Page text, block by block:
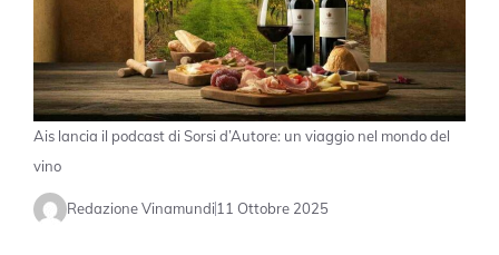
Ais lancia il podcast di Sorsi d’Autore: un viaggio nel mondo del
vino
Redazione Vinamundi11 Ottobre 2025